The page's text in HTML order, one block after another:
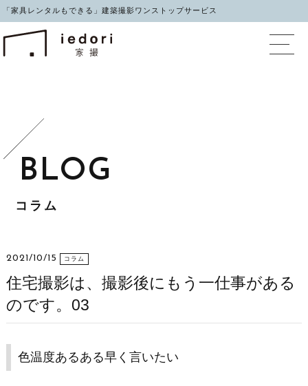
「家具レンタルもできる」建築撮影ワンストップサービス
イエドリ（家撮）家
コラム
2021/10/15 コラム
住宅撮影は、撮影後にもう一仕事がある
のです。03
色温度あるある早く言いたい